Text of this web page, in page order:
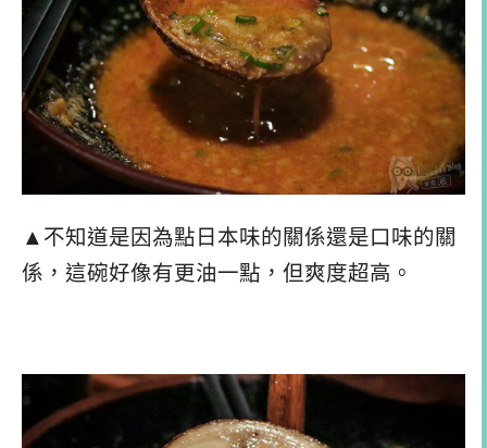
▲不知道是因為點日本味的關係還是口味的關
係，這碗好像有更油一點，但爽度超高。